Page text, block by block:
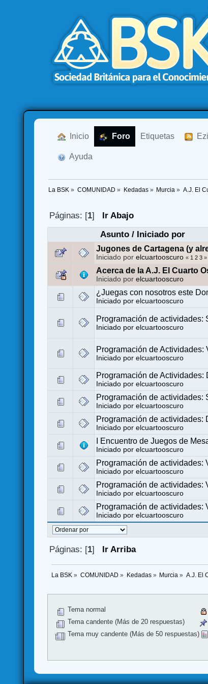
Inicio Foro Etiquetas
Ayuda
La BSK » COMUNIDAD » Kedadas» Murcia » A.J. El
Páginas: [1]
Ir Abajo
Asunto/ Iniciado por
Jugones de Cartagena (y
Iniciado porelcuartooscuro « 1 2 3 »
Acerca de la A.J. El Cuarto
Iniciado porelcuartooscuro
¿Juegas con nosotros este
Iniciado porelcuartooscuro
Programación de actividades:
Iniciado porelcuartooscuro
Programación de
Iniciado porelcuartooscuro
Programación de Actividades:
Iniciado porelcuartooscuro
Programación de actividades:
Iniciado porelcuartooscuro
Programación de actividades:
Iniciado porelcuartooscuro
I Encuentro de Juegos de
Iniciado porelcuartooscuro
Programación de actividades:
Iniciado porelcuartooscuro
Programación de actividades:
Iniciado porelcuartooscuro
Programación de actividades:
Iniciado porelcuartooscuro
Páginas: [1] Ir Arriba
La BSK » COMUNIDAD » Kedadas» Murcia » A.J. El
Tema normal
Tema candente (Más de 20 respuestas)
Tema muy candente (Más de 50 respuestas)